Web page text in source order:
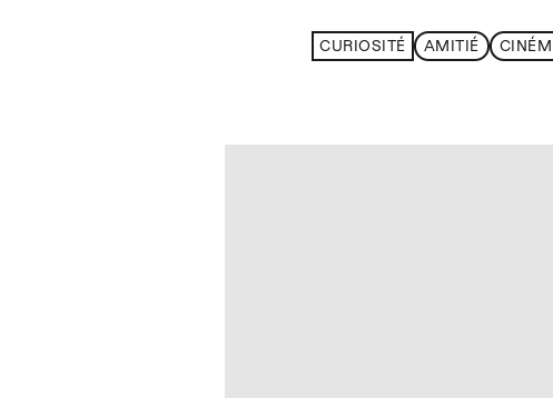
CURIOSITÉ AMITIÉ